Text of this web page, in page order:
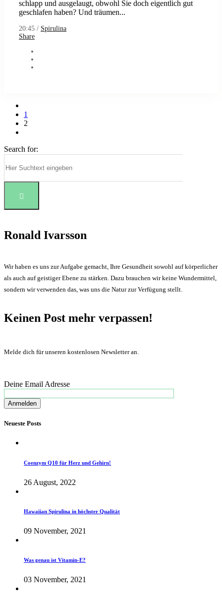
schlapp und ausgelaugt, obwohl Sie doch eigentlich gut
geschlafen haben? Und träumen...
20:45 / Spirulina
Share
1
2
Search for:
Ronald Ivarsson
Wir haben es uns zur Aufgabe gemacht, Ihre Gesundheit sowohl auf körperlicher
als auch auf geistiger Ebene zu stärken. Dazu brauchen wir keine Wundermittel,
sondern wir verwenden das, was uns die Natur zur Verfügung stellt.
Keinen Post mehr verpassen!
Melde dich für unseren kostenlosen Newsletter an.
Deine Email Adresse
Neueste Posts
Coenzym Q10 für Herz und Gehirn!
26 August, 2022
Hawaiian Spirulina in höchster Qualität
09 November, 2021
Was genau ist Vitamin-E?
03 November, 2021